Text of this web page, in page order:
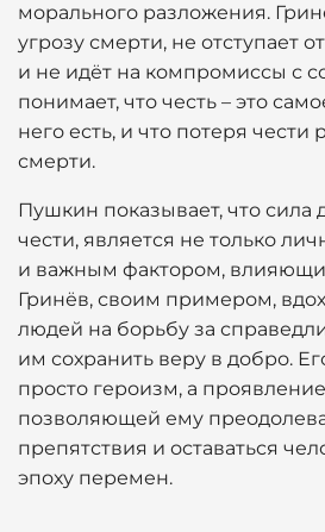
морального разложения.
угрозу смерти, не отступает
и не идёт на компромиссы с
понимает, что честь – это
него есть, и что потеря чести
смерти.
Пушкин показывает, что сила
чести, является не только
и важным фактором,
Гринёв, своим примером,
людей на борьбу за
им сохранить веру в добро.
просто героизм, а
позволяющей ему
препятствия и оставаться
эпоху перемен.